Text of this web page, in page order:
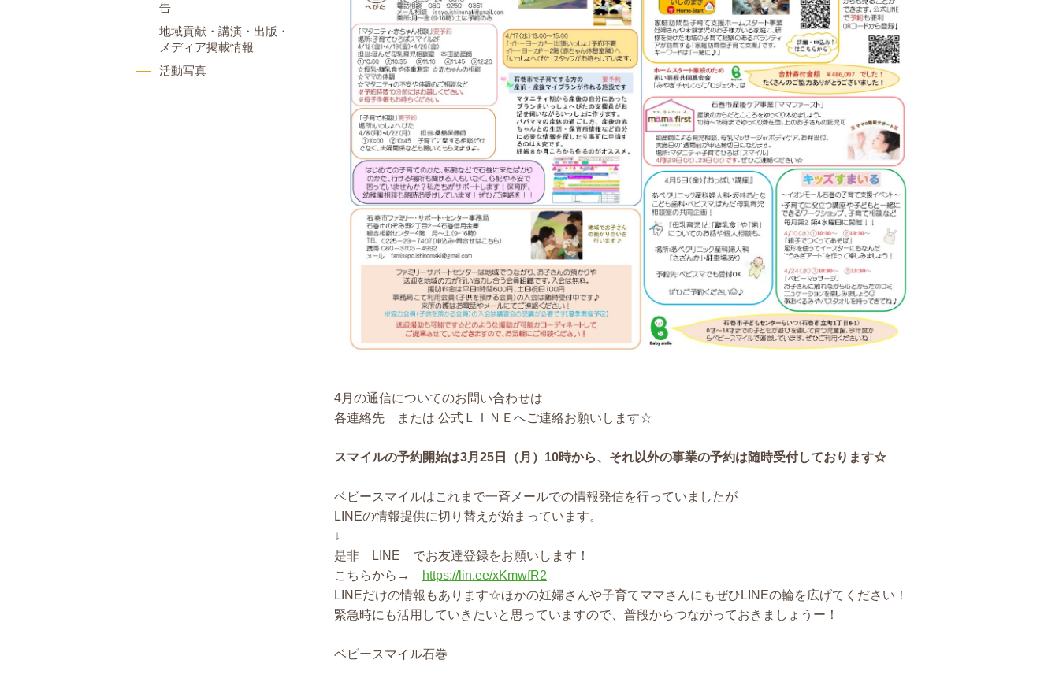
4月の通信についてのお問い合わせは
各連絡先 または 公式ＬＩＮＥへご連絡お願いします☆
スマイルの予約開始は3月25日（月）10時から、それ以外の事業の予約は随時受付しております☆
ベビースマイルはこれまで一斉メールでの情報発信を行っていましたが
LINEの情報提供に切り替えが始まっています。
↓
是非 LINE でお友達登録をお願いします！
こちらから→
https://lin.ee/xKmwfR2
LINEだけの情報もあります☆ほかの妊婦さんや子育てママさんにもぜひLINEの輪を広げてください！
緊急時にも活用していきたいと思っていますので、普段からつながっておきましょうー！
ベビースマイル石巻
告
地域貢献・講演・出版・
メディア掲載情報
活動写真